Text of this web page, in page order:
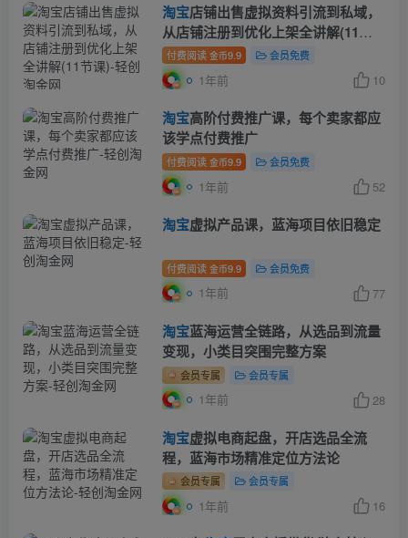
淘宝店铺出售虚拟资料引流到私域，
从店铺注册到优化上架全讲解(11节
课)
付费阅读 金币9.9 会员免费
1年前 10
淘宝高阶付费推广课，每个卖家都应
该学点付费推广
付费阅读 金币9.9 会员免费
1年前 52
淘宝虚拟产品课，蓝海项目依旧稳定
付费阅读 金币9.9 会员免费
1年前 77
淘宝蓝海运营全链路，从选品到流量
变现，小类目突围完整方案
会员专属 会员专属
1年前 28
淘宝虚拟电商起盘，开店选品全流
程，蓝海市场精准定位方法论
会员专属 会员专属
1年前 16